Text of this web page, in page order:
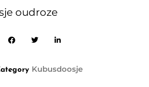
oudroze
Kubusdoosje